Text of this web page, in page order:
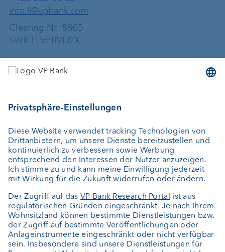
info.li@vpbank.com
Clearing Nr: 8805
SWIFT: VPBVLI2X
Dienstleistungen
Vermögensverwaltung
Vermögensplanung
Depotbank
Externer Vermögensverwalter
Private Label Fonds
Investment Consulting
Über uns
Portrait
Jobs
News
Kundenfeedback